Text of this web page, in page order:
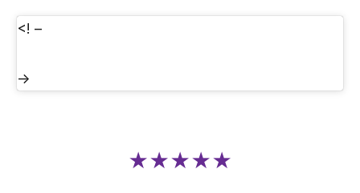
<! –
->
★★★★★